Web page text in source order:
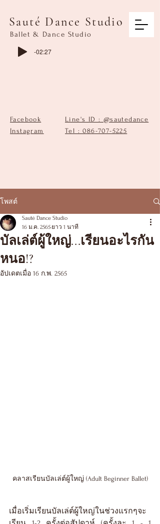
Sauté Dance Studio
Ballet & Dance Studio
-02:27
Facebook
Instagram
Line's ID : @sautedance
Tel : 086-707-5225
โพสต์
บัลเล่ต์ผู้ใหญ่...เรียนอะไรกัน
หนอ!?
Sauté Dance Studio
16 ม.ค. 2565 ยาว 1 นาที
อัปเดตเมื่อ 16 ก.พ. 2565
คลาสเรียนบัลเล่ต์ผู้ใหญ่ (Adult Beginner Ballet)
เมื่อเริ่มเรียนบัลเล่ต์ผู้ใหญ่ในช่วงแรกๆจะ